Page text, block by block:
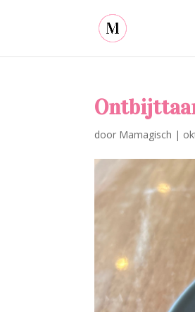
door Mamagisch |